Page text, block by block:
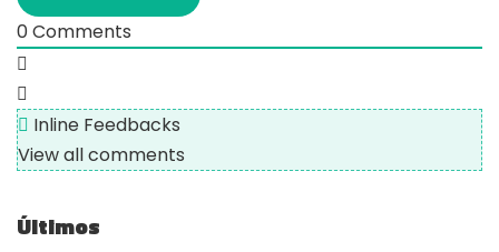
0Comments
Inline Feedbacks
View all comments
Últimos